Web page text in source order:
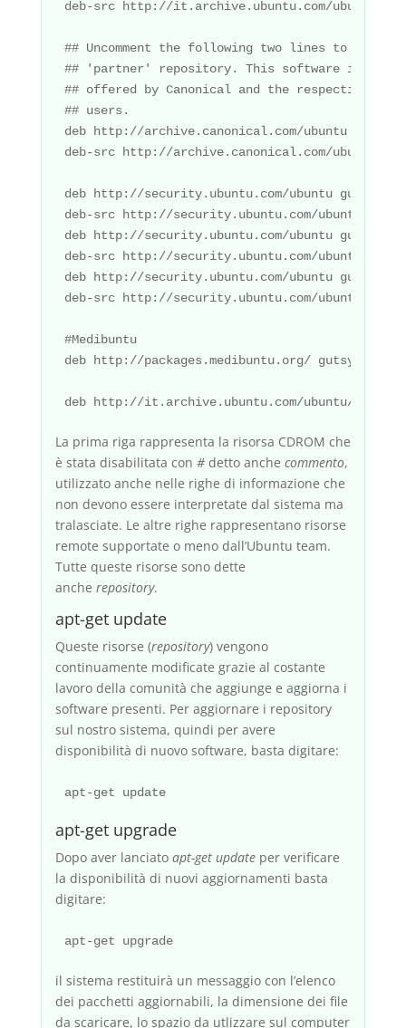
deb-src http://it.archive.ubuntu.com/ubuntu/
## Uncomment the following two lines to add
## 'partner' repository. This software is not
## offered by Canonical and the respective
## users.
deb http://archive.canonical.com/ubuntu gutsy
deb-src http://archive.canonical.com/ubuntu
deb http://security.ubuntu.com/ubuntu gutsy-
deb-src http://security.ubuntu.com/ubuntu
deb http://security.ubuntu.com/ubuntu gutsy-
deb-src http://security.ubuntu.com/ubuntu
deb http://security.ubuntu.com/ubuntu gutsy-
deb-src http://security.ubuntu.com/ubuntu
#Medibuntu
deb http://packages.medibuntu.org/ gutsy free
La prima riga rappresenta la risorsa CDROM che
è stata disabilitata con #detto anche commento,
utilizzato anche nelle righe di informazione che
non devono essere interpretate dal sistema ma
tralasciate. Le altre righe rappresentano risorse
remote supportate o meno dall’Ubuntu team.
Tutte queste risorse sono dette
anche repository.
apt-get update
Queste risorse (repository) vengono
continuamente modificate grazie al costante
lavoro della comunità che aggiunge e aggiorna i
software presenti. Per aggiornare i repository
sul nostro sistema, quindi per avere
disponibilità di nuovo software, basta digitare:
apt-get update
apt-get upgrade
Dopo aver lanciato apt-get updateper verificare
la disponibilità di nuovi aggiornamenti basta
digitare:
apt-get upgrade
il sistema restituirà un messaggio con l’elenco
dei pacchetti aggiornabili, la dimensione dei file
da scaricare, lo spazio da utlizzare sul computer